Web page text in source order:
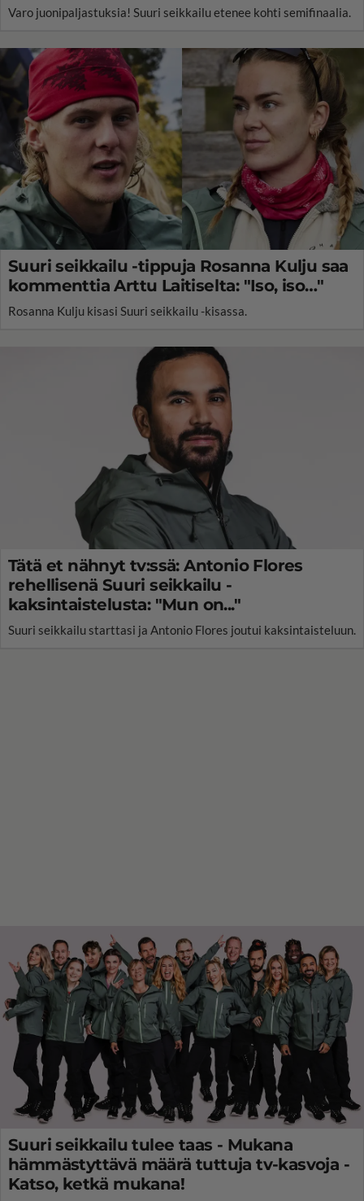
Varo juonipaljastuksia! Suuri seikkailu etenee kohti semifinaalia.
Suuri seikkailu -tippuja Rosanna Kulju saa
kommenttia Arttu Laitiselta: "Iso, iso…"
Rosanna Kulju kisasi Suuri seikkailu -kisassa.
Tätä et nähnyt tv:ssä: Antonio Flores
rehellisenä Suuri seikkailu -
kaksintaistelusta: "Mun on..."
Suuri seikkailu starttasi ja Antonio Flores joutui kaksintaisteluun.
Suuri seikkailu tulee taas - Mukana
hämmästyttävä määrä tuttuja tv-kasvoja -
Katso, ketkä mukana!